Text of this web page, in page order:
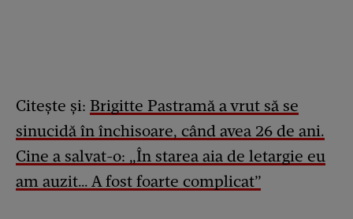
Citește și: Brigitte Pastramă a vrut să se
sinucidă în închisoare, când avea 26 de ani.
Cine a salvat-o: „În starea aia de letargie eu
am auzit… A fost foarte complicat”